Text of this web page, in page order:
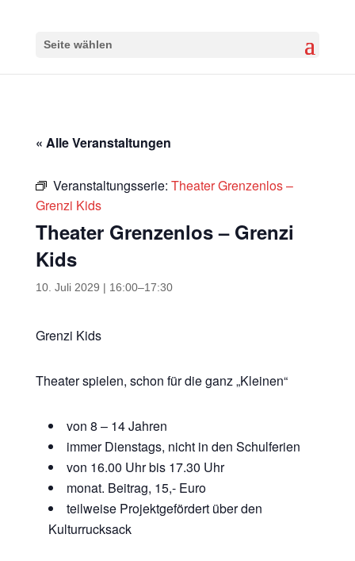
Seite wählen
« Alle Veranstaltungen
Veranstaltungsserie: Theater Grenzenlos –
Grenzi Kids
Theater Grenzenlos – Grenzi
Kids
10. Juli 2029 | 16:00–17:30
Grenzi Kids
Theater spielen, schon für die ganz „Kleinen“
von 8 – 14 Jahren
immer Dienstags, nicht in den Schulferien
von 16.00 Uhr bis 17.30 Uhr
monat. Beitrag, 15,- Euro
teilweise Projektgefördert über den
Kulturrucksack